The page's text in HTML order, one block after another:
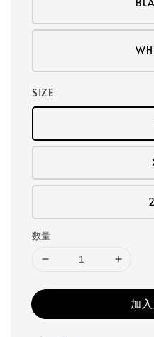
SIZE
数量
加